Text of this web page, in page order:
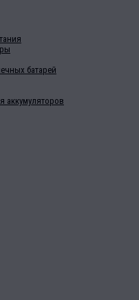
батарей
аккумуляторов